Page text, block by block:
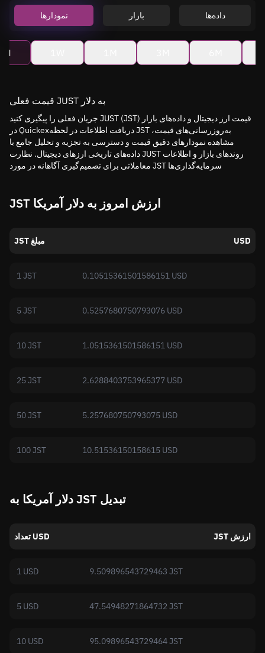
نمودارها بازار داده‌ها
قیمت فعلی JUST به دلار
جریان فعلی را پیگیری کنید JUST (JST) قیمت ارز دیجیتال و داده‌های بازار
در Quickexدریافت اطلاعات در لحظه JST به‌روزرسانی‌های قیمت،
مشاهده نمودارهای دقیق قیمت و دسترسی به تجزیه و تحلیل جامع با
داده‌های تاریخی ارزهای دیجیتال. نظارت JUST روندهای بازار و اطلاعات
معاملاتی برای تصمیم‌گیری آگاهانه در مورد JST سرمایه‌گذاری‌ها
JST ارزش امروز به دلار آمریکا
JST مبلغ USD
1 JST 0.10515361501586151 USD
5 JST 0.5257680750793076 USD
10 JST 1.0515361501586151 USD
25 JST 2.6288403753965377 USD
50 JST 5.257680750793075 USD
100 JST 10.51536150158615 USD
دلار آمریکا به JST تبدیل
تعداد USD JST ارزش
1 USD 9.509896543729463 JST
5 USD 47.54948271864732 JST
10 USD 95.09896543729464 JST